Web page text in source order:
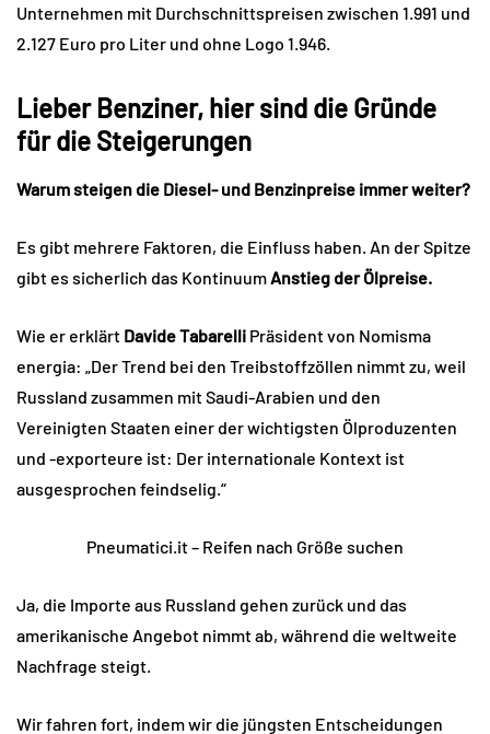
Unternehmen mit Durchschnittspreisen zwischen 1.991 und
2.127 Euro pro Liter und ohne Logo 1.946.
Lieber Benziner, hier sind die Gründe
für die Steigerungen
Warum steigen die Diesel- und Benzinpreise immer weiter?
Es gibt mehrere Faktoren, die Einfluss haben. An der Spitze
gibt es sicherlich das Kontinuum Anstieg der Ölpreise.
Wie er erklärt DavideTabarelli Präsident von Nomisma
energia: „Der Trend bei den Treibstoffzöllen nimmt zu, weil
Russland zusammen mit Saudi-Arabien und den
Vereinigten Staaten einer der wichtigsten Ölproduzenten
und -exporteure ist: Der internationale Kontext ist
ausgesprochen feindselig.“
Pneumatici.it – Reifen nach Größe suchen
Ja, die Importe aus Russland gehen zurück und das
amerikanische Angebot nimmt ab, während die weltweite
Nachfrage steigt.
Wir fahren fort, indem wir die jüngsten Entscheidungen